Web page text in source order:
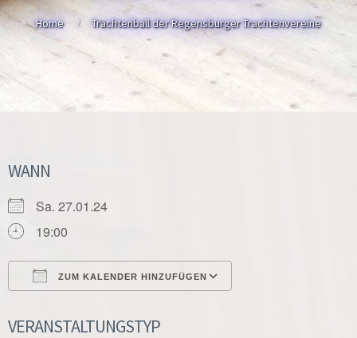
Home Trachtenball der Regensburger Trachtenvereine
WANN
Sa. 27.01.24
19:00
ZUM KALENDER HINZUFÜGEN
VERANSTALTUNGSTYP